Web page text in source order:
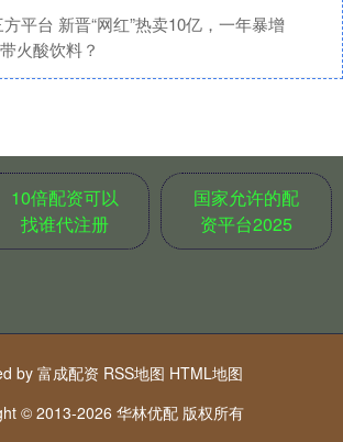
平台 新晋“网红”热卖10亿，一年暴增
火酸饮料？
10倍配资可以
找谁代注册
国家允许的配
资平台2025
by 富成配资 RSS地图 HTML地图
© 2013-2026 华林优配 版权所有